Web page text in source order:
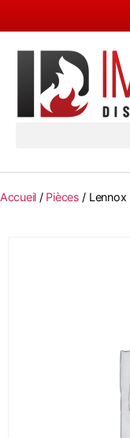
Accueil / Pièces / Lennox